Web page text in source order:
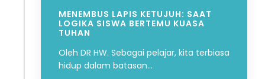
MENEMBUS LAPIS KETUJUH: SAAT
LOGIKA SISWA BERTEMU KUASA
TUHAN
Oleh DR HW. Sebagai pelajar, kita terbiasa
hidup dalam batasan...